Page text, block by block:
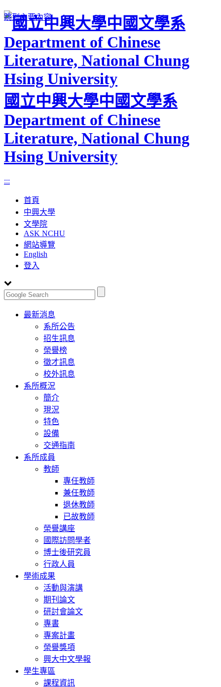
跳到主要內容
國立中興大學中國文學系
Department of Chinese
Literature, National Chung
Hsing University
:::
首頁
中興大學
文學院
ASK NCHU
網站導覽
English
登入
Toggle
navigation
最新消息
系所公告
招生訊息
榮譽榜
徵才訊息
校外訊息
系所概況
簡介
現況
特色
設備
交通指南
系所成員
教師
專任教師
兼任教師
退休教師
已故教師
榮譽講座
國際訪問學者
博士後研究員
行政人員
學術成果
活動與演講
期刊論文
研討會論文
專書
專案計畫
榮譽獎項
興大中文學報
學生專區
課程資訊